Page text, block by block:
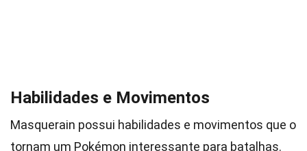
Habilidades e Movimentos
Masquerain possui habilidades e movimentos que o
tornam um Pokémon interessante para batalhas.